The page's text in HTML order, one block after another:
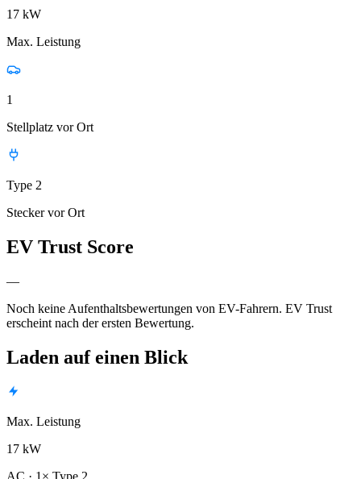
17 kW
Max. Leistung
1
Stellplatz vor Ort
Type 2
Stecker vor Ort
EV Trust Score
—
Noch keine Aufenthaltsbewertungen von EV-Fahrern. EV Trust
erscheint nach der ersten Bewertung.
Laden auf einen Blick
Max. Leistung
17 kW